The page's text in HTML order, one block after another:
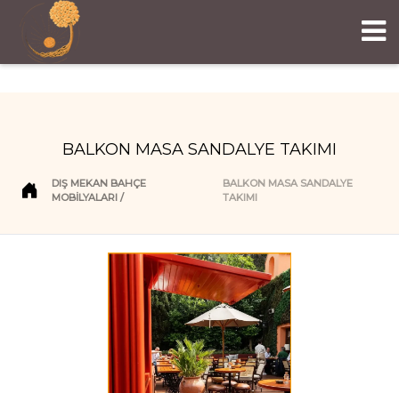
BALKON MASA SANDALYE TAKIMI
DIŞ MEKAN BAHÇE
MOBILYALARI
BALKON MASA SANDALYE
TAKIMI